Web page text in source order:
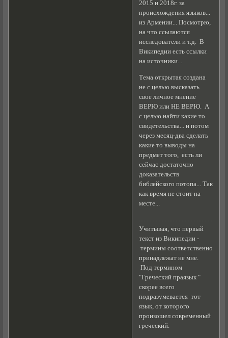
2015 и 2018г. за
происхождения языков...
из Армении... Посмотрю,
на что ссылаются
исследователи и т.д. В
Википедии есть ссылки
на источники...
Тема открытая создана
не с целью высказать
свое личное мнение
ВЕРЮ или НЕ ВЕРЮ. А
с целью найти какие то
свидетельства... и потом
через месяц-два сделать
какие то выводы на
предмет того, есть ли
сейчас достаточно
доказательств
библейского потопа... Так
как время не стоит на
месте...
................................................
Учитывая, что первый
текст из Википедии -
термины соответственно
принадлежат не мне.
Под термином
"Греческий праязык "
скорее всего
подразумевается тот
язык, от которого
произошел современный
греческий.